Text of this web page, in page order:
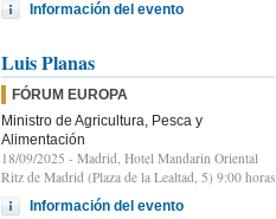
Información del evento
Luis Planas
FÓRUM EUROPA
Ministro de Agricultura, Pesca y
Alimentación
18/09/2025 - Madrid, Hotel Mandarin Oriental
Ritz de Madrid (Plaza de la Lealtad, 5) 9:00 horas
Información del evento